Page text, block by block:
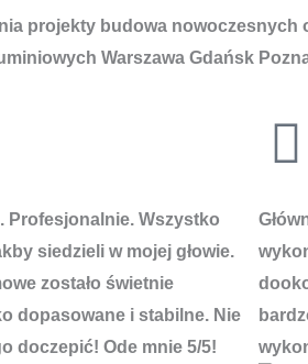
Profesjonalnie. Wszystko
siedzieli w mojej głowie.
zostało świetnie
dopasowane i stabilne. Nie
doczepić! Ode mnie 5/5!